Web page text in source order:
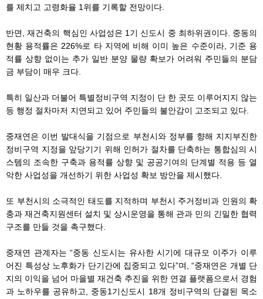
를 제치고 고령화율 1위를 기록할 전망이다.
반면, 재건축의 핵심인 사업성은 1기 신도시 중 최하위권이다. 중동의
현황 용적률은 226%로 타 지역에 비해 이미 높은 수준이라, 기준 용
적률 상향 없이는 추가 일반 분양 물량 확보가 어려워 주민들의 분담
금 부담이 매우 크다.
특히 일산과 더불어 특별정비구역 지정이 단 한 곳도 이루어지지 않는
등 행정 절차마저 지연되고 있어 주민들의 불안감이 고조되고 있다.
중재연은 이번 발대식을 기점으로 부천시와 정부를 향해 지지부진한
정비구역 지정을 앞당기기 위해 인허가 절차를 단축하는 통합심의 시
스템의 조속한 구축과 용적률 상향 및 공공기여의 단계별 적용 등 열
악한 사업성을 개선하기 위한 사업성 확보 방안을 제시했다.
또 부천시의 소극적인 태도를 지적하며 부천시 주거정비과 인원의 확
충과 재건축지원센터 설치 및 상시운영을 통해 관과 민의 긴밀한 협력
구조를 만들 것을 촉구했다.
중재연 관계자는 “중동 신도시는 유사한 시기에 대규모 이주가 이루
어진 특성상 노후화가 단기간에 집중되고 있다”며, “중재연은 개별 단
지의 이익을 넘어 마을별 재건축 추진을 위한 연결 플랫폼으로서 경험
과 노하우를 공유하고, 중동1기신도시 18개 정비구역의 단결된 목소